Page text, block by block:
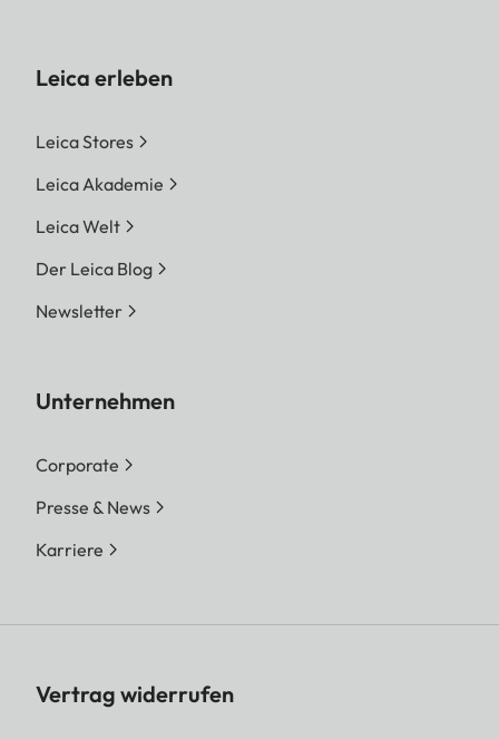
Leica erleben
Leica Stores
Leica Akademie
Leica Welt
Der Leica Blog
Newsletter
Unternehmen
Corporate
Presse & News
Karriere
Vertrag widerrufen